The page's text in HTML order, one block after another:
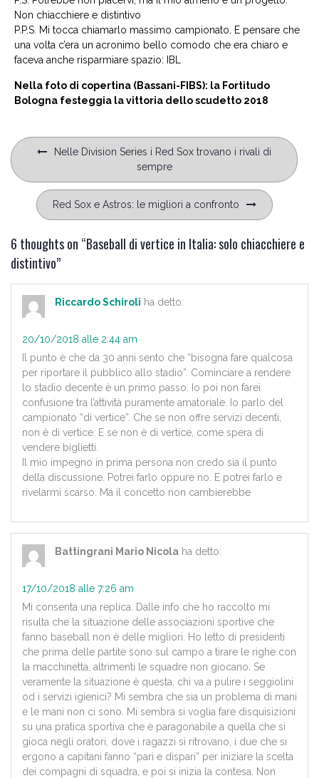
Non chiacchiere e distintivo
P.P.S. Mi tocca chiamarlo massimo campionato. E pensare che
una volta c’era un acronimo bello comodo che era chiaro e
faceva anche risparmiare spazio: IBL
Nella foto di copertina (Bassani-FIBS): la Fortitudo
Bologna festeggia la vittoria dello scudetto 2018
Navigazione
articoli
Nelle Division Series i Red Sox trovano i rivali di
sempre
Red Sox e Astros: le migliori a confronto
6 thoughts on “Baseball di vertice in Italia: solo chiacchiere e
distintivo”
Riccardo Schiroli ha detto:
20/10/2018 alle 2:44 am
Il punto è che da 30 anni sento che “bisogna fare qualcosa
per riportare il pubblico allo stadio”. Cominciare a rendere
lo stadio decente è un primo passo. Io poi non farei
confusione tra l’attività puramente amatoriale. Io parlo del
campionato “di vertice”. Che se non offre servizi decenti,
non è di vertice. E se non è di vertice, come spera di
vendere biglietti.
Il mio impegno in prima persona non credo sia il punto
della discussione. Potrei farlo oppure no. E potrei farlo e
rivelarmi scarso. Ma il concetto non cambierebbe
Battingrani Mario Nicola ha detto:
17/10/2018 alle 7:26 am
Mi consenta una replica. Dalle info che ho raccolto mi
risulta che la situazione delle associazioni sportive che
fanno baseball non è delle migliori. Ho letto di presidenti
che prima delle partite sono sul campo a tirare le righe con
la macchinetta, altrimenti le squadre non giocano. Se
veramente la situazione è questa, chi va a pulire i seggiolini
od i servizi igienici? Mi sembra che sia un problema di mani
e le mani non ci sono. Mi sembra si voglia fare disquisizioni
su una pratica sportiva che è paragonabile a quella che si
gioca negli oratori, dove i ragazzi si ritrovano, i due che si
ergono a capitani fanno “pari e dispari” per iniziare la scelta
dei compagni di squadra, e poi si inizia la contesa. Non